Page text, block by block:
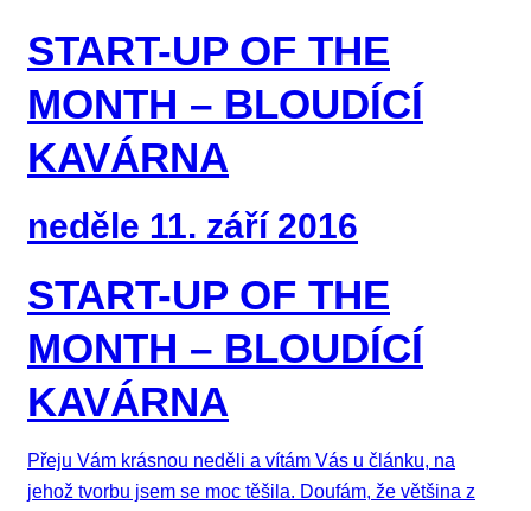
START-UP OF THE
MONTH – BLOUDÍCÍ
KAVÁRNA
neděle 11. září 2016
START-UP OF THE
MONTH – BLOUDÍCÍ
KAVÁRNA
Přeju Vám krásnou neděli a vítám Vás u článku, na
jehož tvorbu jsem se moc těšila. Doufám, že většina z